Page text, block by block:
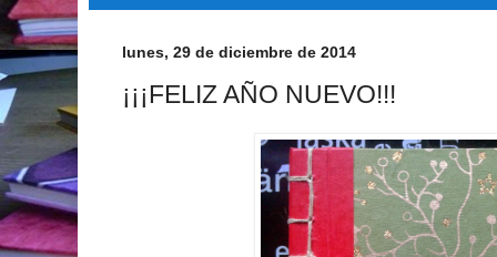
lunes, 29 de diciembre de 2014
¡¡¡FELIZ AÑO NUEVO!!!